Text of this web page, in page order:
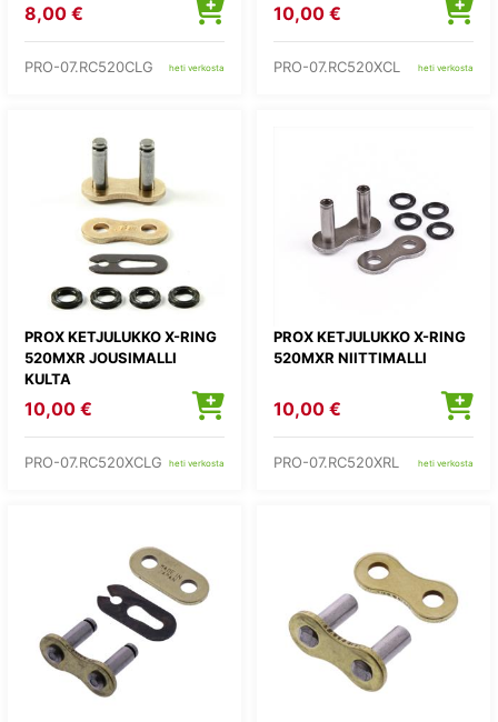
8,00 €
PRO-07.RC520CLG heti verkosta
10,00 €
PRO-07.RC520XCL heti verkosta
PROX KETJULUKKO X-RING
520MXR JOUSIMALLI
KULTA
10,00 €
PRO-07.RC520XCLG heti verkosta
PROX KETJULUKKO X-RING
520MXR NIITTIMALLI
10,00 €
PRO-07.RC520XRL heti verkosta